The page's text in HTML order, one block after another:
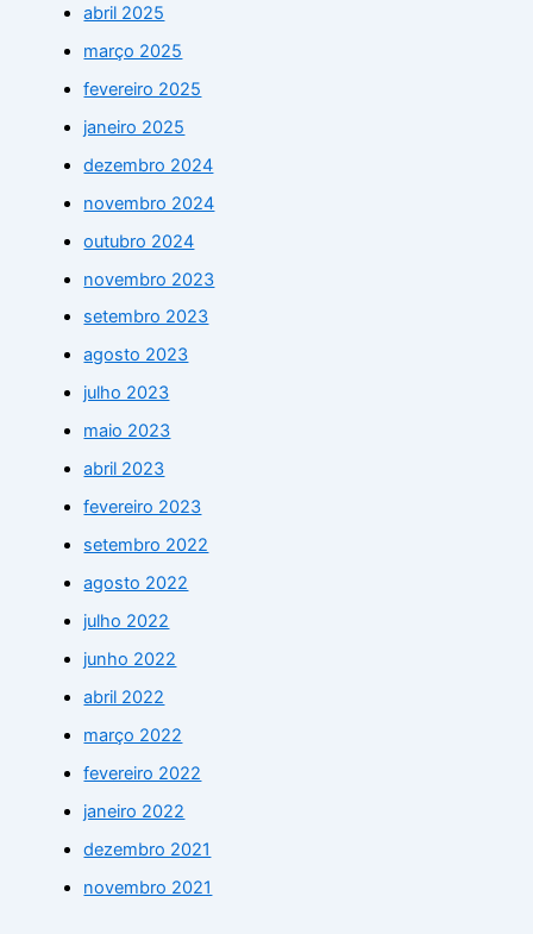
abril 2025
março 2025
fevereiro 2025
janeiro 2025
dezembro 2024
novembro 2024
outubro 2024
novembro 2023
setembro 2023
agosto 2023
julho 2023
maio 2023
abril 2023
fevereiro 2023
setembro 2022
agosto 2022
julho 2022
junho 2022
abril 2022
março 2022
fevereiro 2022
janeiro 2022
dezembro 2021
novembro 2021